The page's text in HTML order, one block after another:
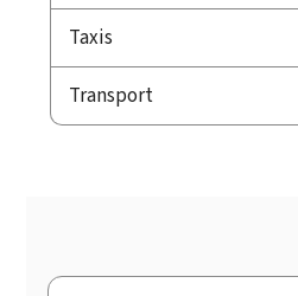
Taxis
Transport